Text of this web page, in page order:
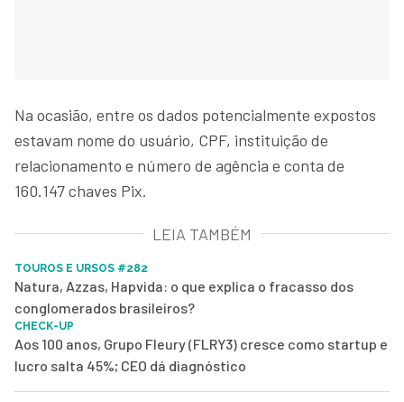
Na ocasião, entre os dados potencialmente expostos
estavam nome do usuário, CPF, instituição de
relacionamento e número de agência e conta de
160.147 chaves Pix.
LEIA TAMBÉM
TOUROS E URSOS #282
Natura, Azzas, Hapvida: o que explica o fracasso dos
conglomerados brasileiros?
CHECK-UP
Aos 100 anos, Grupo Fleury (FLRY3) cresce como startup e
lucro salta 45%; CEO dá diagnóstico